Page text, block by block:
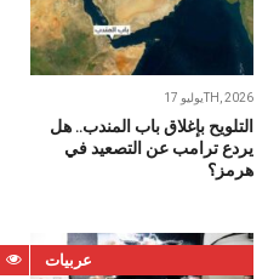
يوليو 17TH, 2026
التلويح بإغلاق باب المندب.. هل
يردع ترامب عن التصعيد في
هرمز؟
عربيات